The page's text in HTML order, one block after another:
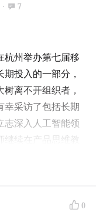
· 7
杭州举办第七届移
投入的一部分，
离不开组织者，
幸采访了包括长期
志深入人工智能领
续在产品思维教
的视角跟我们谈
0